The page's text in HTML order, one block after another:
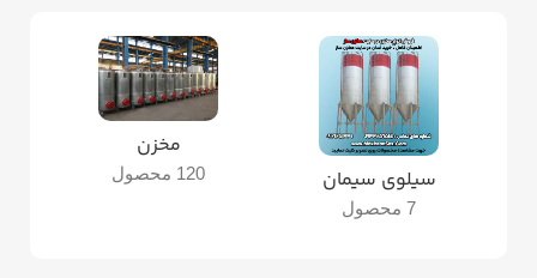
سیلوی سیمان
7 محصول
مخزن
120 محصول